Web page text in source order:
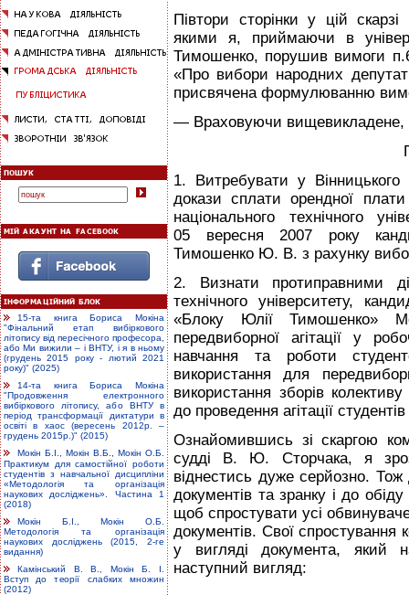
15-та книга Бориса Мокіна
"Фінальний етап вибіркового
літопису від пересічного професора,
або Ми вижили – і ВНТУ, і я в ньому
(грудень 2015 року - лютий 2021
року)" (2025)
14-та книга Бориса Мокіна
"Продовження електронного
вибіркового літопису, або ВНТУ в
період трансформації диктатури в
освіті в хаос (вересень 2012р. –
грудень 2015р.)" (2015)
Мокін Б.І., Мокін В.Б., Мокін О.Б.
Практикум для самостійної роботи
студентів з навчальної дисципліни
«Методологія та організація
наукових досліджень». Частина 1
(2018)
Мокін Б.І., Мокін О.Б.
Методологія та організація
наукових досліджень (2015, 2-ге
видання)
Камінський В. В., Мокін Б. І.
Вступ до теорії слабких множин
(2012)
Півтори сторінки у цій
якими я, приймаючи в
Тимошенко, порушив вимоги
«Про вибори народних
присвячена формулюванню
— Враховуючи вищевикладене,
1. Витребувати у Вінницького
докази сплати орендної
національного технічного
05 вересня 2007 року
Тимошенко Ю. В. з рахунку
2. Визнати протиправними
технічного університету,
«Блоку Юлії Тимошенко»
передвиборної агітації у
навчання та роботи
використання для
використання зборів
до проведення агітації
Ознайомившись зі скаргою
судді В. Ю. Сторчака, я
віднестись дуже серйозно.
документів та зранку і до
щоб спростувати усі
документів. Свої
у вигляді документа,
наступний вигляд: